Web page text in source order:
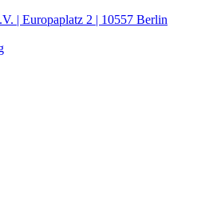
| Europaplatz 2 | 10557 Berlin